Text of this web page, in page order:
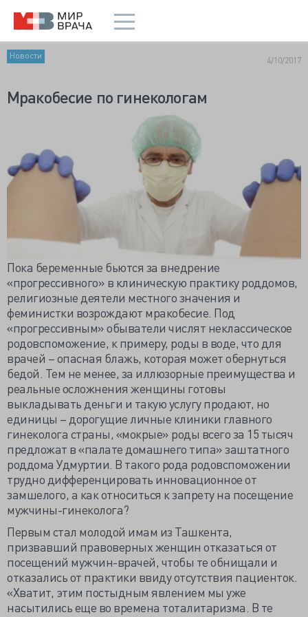
Новости 4/10/2017
Мракобесие по гинекологам
Пока беременные бьются за внедрение
«прогрессивного» в клиническую практику роддомов,
религиозные деятели местного значения и
феминистки возрождают мракобесие. Под
«прогрессивным» обыватели числят неклассическое
родовспоможение, к примеру, роды в воде, что для
врачей – опасная блажь, которая может обернуться
бедой. Тем не менее, за иллюзорные преимущества и
реальные осложнения женщины готовы
выкладывать деньги и такую услугу продают, но
единицы – дорогущие личные клиники главного
гинеколога страны, «мокрые» роды всего за 15 тысяч
предложат в «палате домашнего типа» заштатного
роддома Удмуртии. В такого рода родовспоможении
трудно дифференцировать инновационное от
замшелого, а как относиться к запрету на посещение
мужчины-гинеколога?
Первым стал молодой имам из Ташкента,
призвавший правоверных женщин отказаться от
посещений мужчин-врачей, чтобы те обнищали и
отказались от практики ввиду отсутствия пациенток.
«Хватит, этим постыдным явлением мы уже
насытились еще во времена тоталитаризма. В те